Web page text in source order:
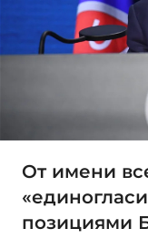
От имени
позициями